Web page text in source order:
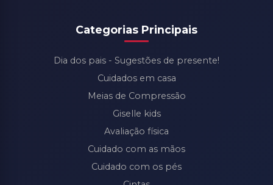
Categorias Principais
Dia dos pais - Sugestões de presente!
Cuidados em casa
Meias de Compressão
Giselle kids
Avaliação física
Cuidado com as mãos
Cuidado com os pés